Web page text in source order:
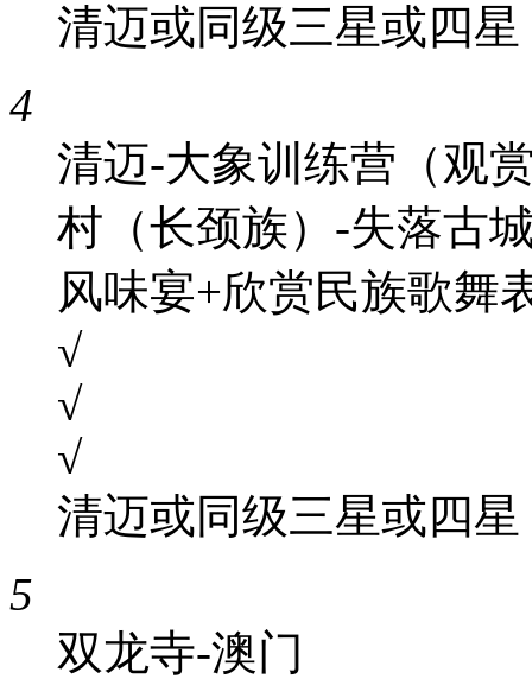
清迈或同级三星或四星
4
清迈-大象训练营（观
村（长颈族）-失落古
风味宴+欣赏民族歌舞
√
√
√
清迈或同级三星或四星
5
双龙寺-澳门